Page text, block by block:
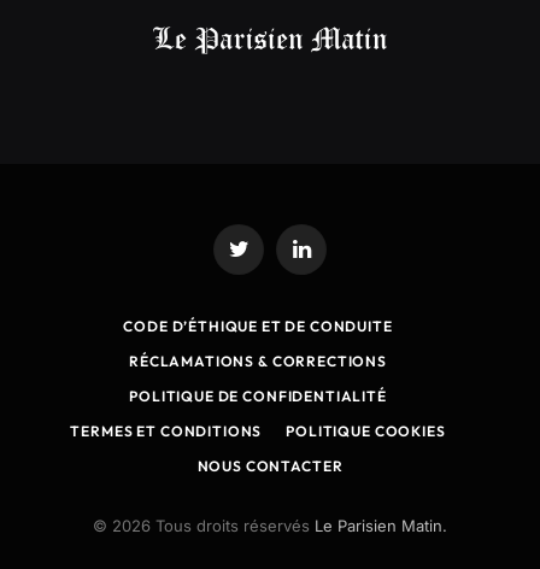
Twitter LinkedIn
CODE D’ÉTHIQUE ET DE CONDUITE
RÉCLAMATIONS & CORRECTIONS
POLITIQUE DE CONFIDENTIALITÉ
TERMES ET CONDITIONS
POLITIQUE COOKIES
NOUS CONTACTER
© 2026 Tous droits réservés Le Parisien Matin.